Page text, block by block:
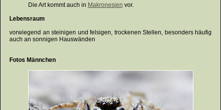
Die Art kommt auch in Makronesien vor.
Lebensraum
vorwiegend an steinigen und felsigen, trockenen Stellen, besonders häufig
auch an sonnigen Hauswänden
Fotos Männchen